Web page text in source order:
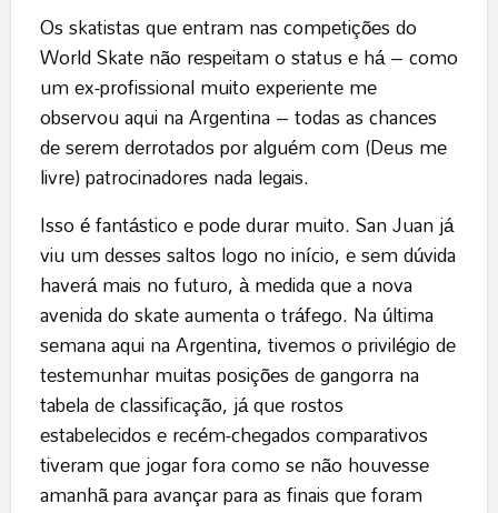
Os skatistas que entram nas competições do
World Skate não respeitam o status e há – como
um ex-profissional muito experiente me
observou aqui na Argentina – todas as chances
de serem derrotados por alguém com (Deus me
livre) patrocinadores nada legais.
Isso é fantástico e pode durar muito. San Juan já
viu um desses saltos logo no início, e sem dúvida
haverá mais no futuro, à medida que a nova
avenida do skate aumenta o tráfego. Na última
semana aqui na Argentina, tivemos o privilégio de
testemunhar muitas posições de gangorra na
tabela de classificação, já que rostos
estabelecidos e recém-chegados comparativos
tiveram que jogar fora como se não houvesse
amanhã para avançar para as finais que foram